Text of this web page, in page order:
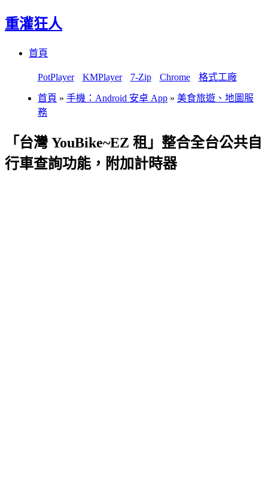
重灌狂人
首頁
PotPlayer KMPlayer 7-Zip Chrome 格式工廠
首頁 » 手機：Android 安卓 App » 美食旅遊、地圖服
務
「台灣 YouBike~EZ 租」整合全台公共自
行車查詢功能，附加計時器